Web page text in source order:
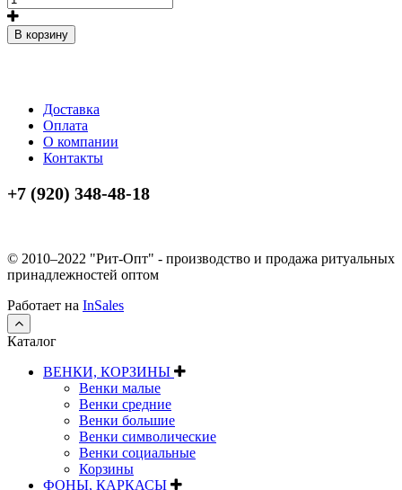
В корзину
Доставка
Оплата
О компании
Контакты
+7 (920) 348-48-18
© 2010–2022 "Рит-Опт" - производство и продажа ритуальных
принадлежностей оптом
Работает на InSales
Каталог
ВЕНКИ, КОРЗИНЫ
Венки малые
Венки средние
Венки большие
Венки символические
Венки социальные
Корзины
ФОНЫ, КАРКАСЫ